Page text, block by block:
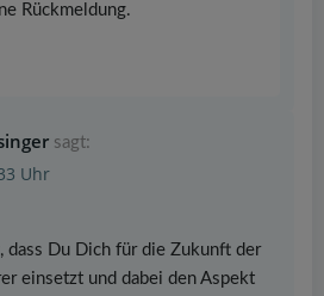
Rückmeldung.
sagt:
Uhr
dass Du Dich für die Zukunft der
einsetzt und dabei den Aspekt